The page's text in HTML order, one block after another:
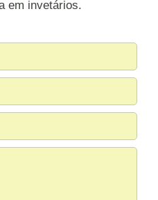
em invetários.